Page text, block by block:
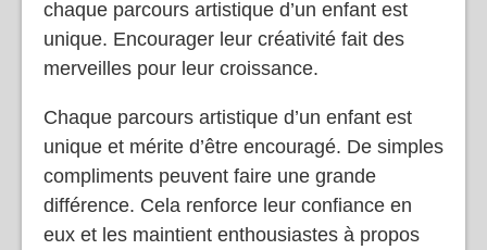
chaque parcours artistique d’un enfant est
unique. Encourager leur créativité fait des
merveilles pour leur croissance.
Chaque parcours artistique d’un enfant est
unique et mérite d’être encouragé. De simples
compliments peuvent faire une grande
différence. Cela renforce leur confiance en
eux et les maintient enthousiastes à propos